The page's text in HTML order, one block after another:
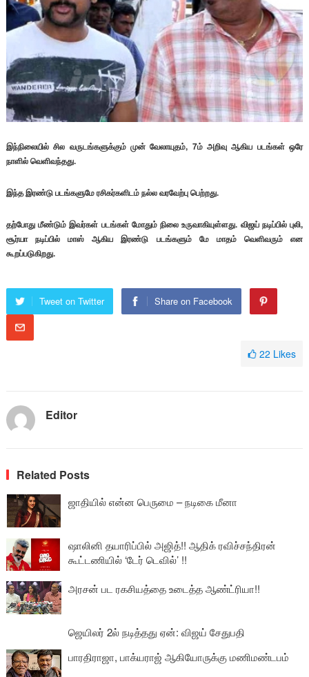
இந்நிலையில் சில வருடங்களுக்கும் முன் வேலாயுதம், 7ம் அறிவு ஆகிய படங்கள் ஒரே
நாளில் வெளிவந்தது.
இந்த இரண்டு படங்களுமே ரசிகர்களிடம் நல்ல வரவேற்பு பெற்றது.
தற்போது மீண்டும் இவர்கள் படங்கள் மோதும் நிலை உருவாகியுள்ளது. விஜய் நடிப்பில் புலி,
சூர்யா நடிப்பில் மாஸ் ஆகிய இரண்டு படங்களும் மே மாதம் வெளிவரும் என
கூறப்படுகிறது.
Tweet on Twitter Share on Facebook
22 Likes
Editor
Related Posts
ஜாதியில் என்ன பெருமை – நடிகை மீனா
ஷாலினி தயாரிப்பில் அஜித்!! ஆதிக் ரவிச்சந்திரன்
கூட்டணியில் ‘டேர் டெவில்’ !!
அரசன் பட ரகசியத்தை உடைத்த ஆண்ட்ரியா!!
ஜெயிலர் 2ல் நடித்தது ஏன்: விஜய் சேதுபதி
பாரதிராஜா, பாக்யராஜ் ஆகியோருக்கு மணிமண்டபம்